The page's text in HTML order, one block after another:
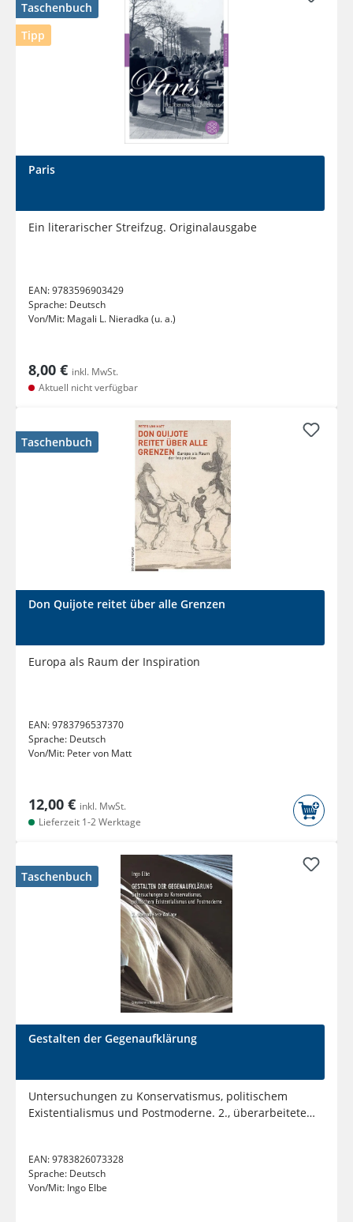
Taschenbuch
Tipp
Paris
Ein literarischer Streifzug. Originalausgabe
EAN:9783596903429
Sprache: Deutsch
Von/Mit: Magali L. Nieradka (u. a.)
8,00 € inkl. MwSt.
Aktuell nicht verfügbar
Taschenbuch
Don Quijote reitet über alle Grenzen
Europa als Raum der Inspiration
EAN:9783796537370
Sprache: Deutsch
Von/Mit: Peter von Matt
12,00 € inkl. MwSt.
Lieferzeit 1-2 Werktage
Taschenbuch
Gestalten der Gegenaufklärung
Untersuchungen zu Konservatismus, politischem
Existentialismus und Postmoderne. 2., überarbeitete
EAN:9783826073328
Sprache: Deutsch
Von/Mit: Ingo Elbe